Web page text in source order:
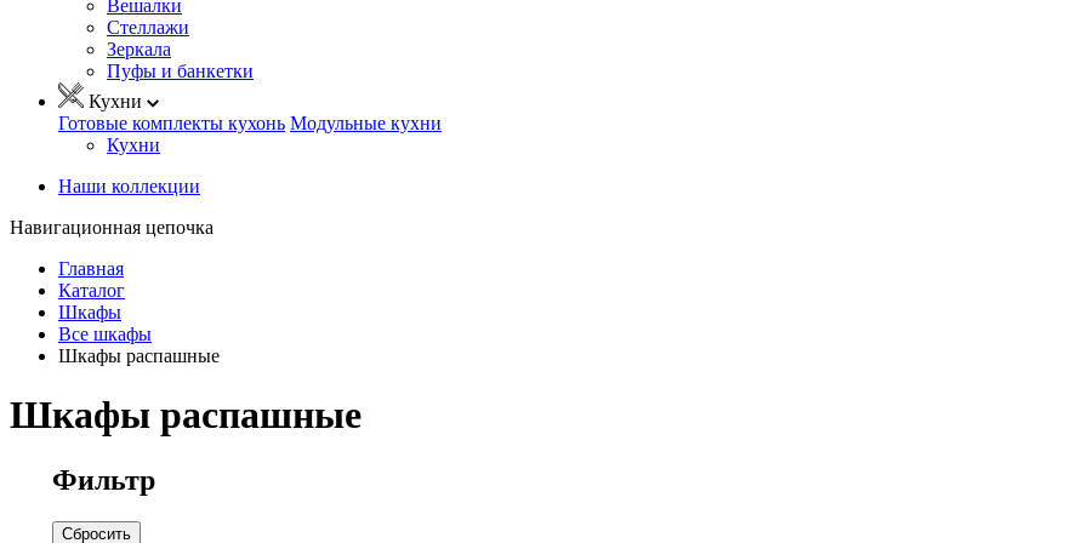
Вешалки
Стеллажи
Зеркала
Пуфы и банкетки
Кухни
Готовые комплекты кухонь Модульные кухни
Кухни
Наши коллекции
Навигационная цепочка
Главная
Каталог
Шкафы
Все шкафы
Шкафы распашные
Шкафы распашные
Фильтр
Сбросить